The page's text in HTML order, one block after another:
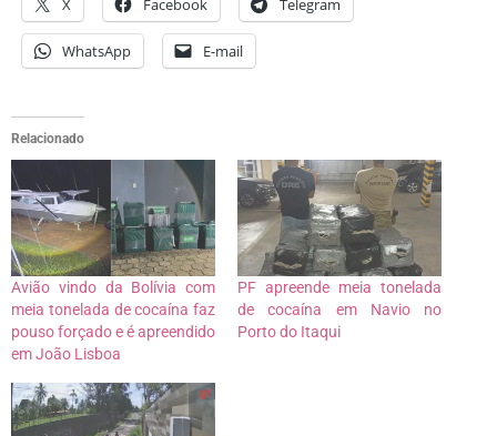
X Facebook Telegram
WhatsApp E-mail
Relacionado
Avião vindo da Bolívia com
meia tonelada de cocaína faz
pouso forçado e é apreendido
em João Lisboa
PF apreende meia tonelada
de cocaína em Navio no
Porto do Itaqui